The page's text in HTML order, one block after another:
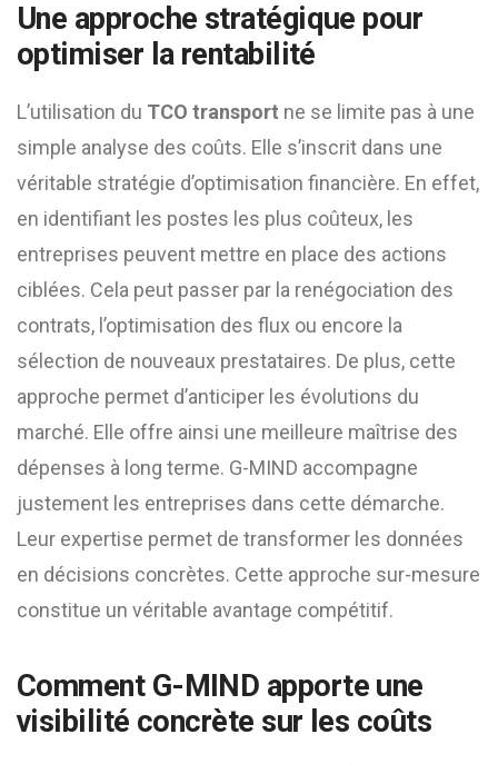
Une approche stratégique pour
optimiser la rentabilité
L’utilisation du TCO transport ne se limite pas à une
simple analyse des coûts. Elle s’inscrit dans une
véritable stratégie d’optimisation financière. En effet,
en identifiant les postes les plus coûteux, les
entreprises peuvent mettre en place des actions
ciblées. Cela peut passer par la renégociation des
contrats, l’optimisation des flux ou encore la
sélection de nouveaux prestataires. De plus, cette
approche permet d’anticiper les évolutions du
marché. Elle offre ainsi une meilleure maîtrise des
dépenses à long terme. G-MIND accompagne
justement les entreprises dans cette démarche.
Leur expertise permet de transformer les données
en décisions concrètes. Cette approche sur-mesure
constitue un véritable avantage compétitif.
Comment G-MIND apporte une
visibilité concrète sur les coûts